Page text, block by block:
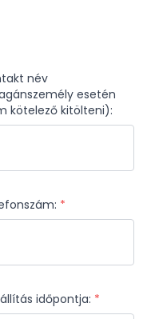
név
esetén
kötelező kitölteni):
*
időpontja: *